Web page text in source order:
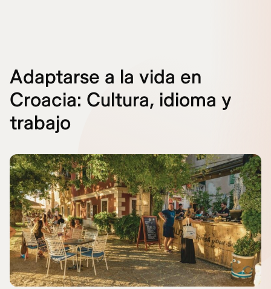
Adaptarse a la vida en
Croacia: Cultura, idioma y
trabajo